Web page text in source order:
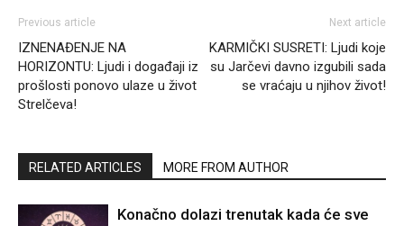
Previous article
IZNENAĐENJE NA
HORIZONTU: Ljudi i događaji iz
prošlosti ponovo ulaze u život
Strelčeva!
Next article
KARMIČKI SUSRETI: Ljudi koje
su Jarčevi davno izgubili sada
se vraćaju u njihov život!
RELATED ARTICLES MORE FROM AUTHOR
Konačno dolazi trenutak kada će sve